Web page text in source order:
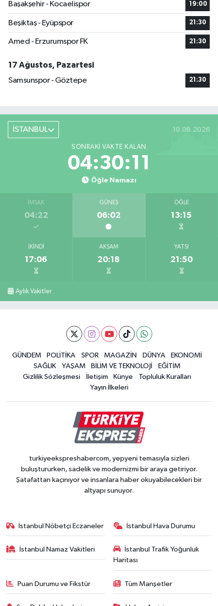
Başakşehir - Kocaelispor
19:00
Beşiktaş - Eyüpspor 21:30
Amed - Erzurumspor FK 21:30
17 Ağustos, Pazartesi
Samsunspor - Göztepe
21:30
İSTANBUL 10.08.2026
SONRAKI VAKTE KALAN
04:30:10
Öğle Namazı
İMSAK
04:22
GÜNEŞ
06:02
ÖĞLE
13:15
İKINDI
17:06
AKŞAM
20:18
YATSI
21:50
Aylık Vakitler
GÜNDEM POLİTİKA SPOR MAGAZİN DÜNYA
EKONOMİ
SAĞLIK
YAŞAM BİLİM VE TEKNOLOJİ
EĞİTİM
Gizlilik Sözleşmesi
İletişim Künye
Topluluk Kuralları
Yayın İlkeleri
turkiyeekspreshabercom, yepyeni temasıyla sizleri
buluştururken, sadelik ve modernizmi bir araya getiriyor.
Şatafattan kaçınıyor ve insanlara haber okuyabilecekleri bir
altyapı sunuyor.
İstanbul Nöbetçi Eczaneler İstanbul Hava Durumu
İstanbul Namaz Vakitleri
İstanbul Trafik Yoğunluk
Haritası
Puan Durumu ve Fikstür Tüm Manşetler